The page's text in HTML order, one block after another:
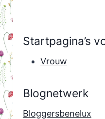
Startpagina’s
Vrouw
Blognetwerk
Bloggersbenelux